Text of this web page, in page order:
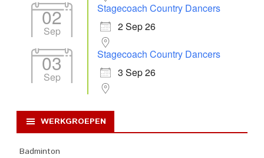
02
Sep
Stagecoach Country Dancers
2 Sep 26
03
Sep
Stagecoach Country Dancers
3 Sep 26
WERKGROEPEN
Badminton